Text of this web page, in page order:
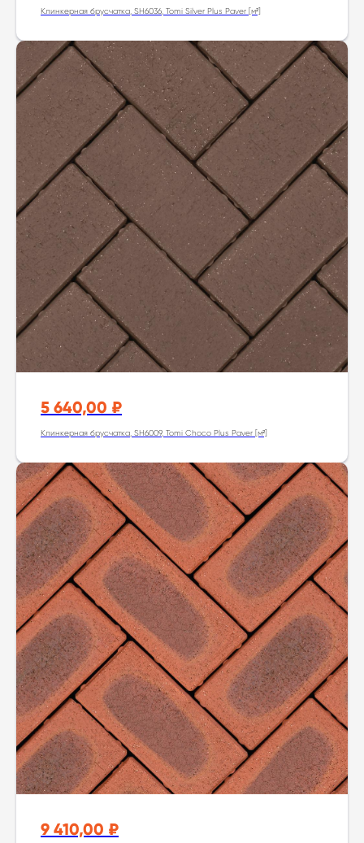
Клинкерная брусчатка, SH6036, Tomi Silver Plus Paver [м²]
5 640,00 ₽
Клинкерная брусчатка, SH6009, Tomi Choco Plus Paver [м²]
9 410,00 ₽